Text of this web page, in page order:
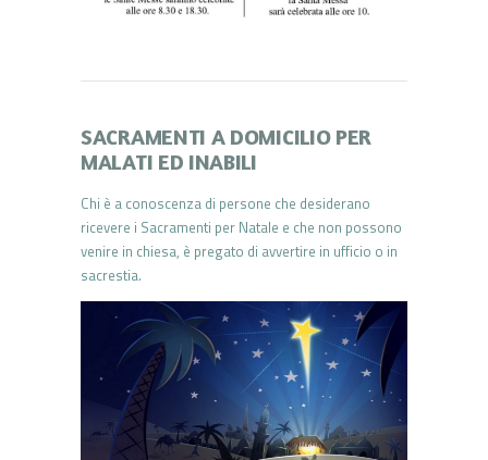
SACRAMENTI A DOMICILIO PER
MALATI ED INABILI
Chi è a conoscenza di persone che desiderano
ricevere i Sacramenti per Natale e che non possono
venire in chiesa, è pregato di avvertire in ufficio o in
sacrestia.